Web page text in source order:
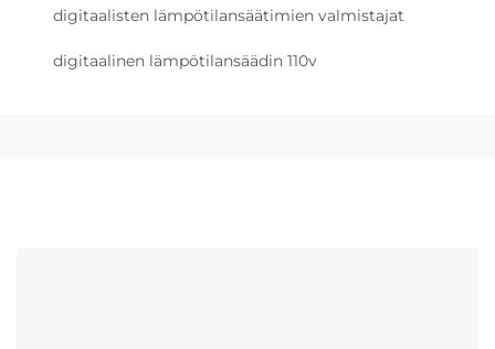
digitaalisten lämpötilansäätimien valmistajat
digitaalinen lämpötilansäädin 110v